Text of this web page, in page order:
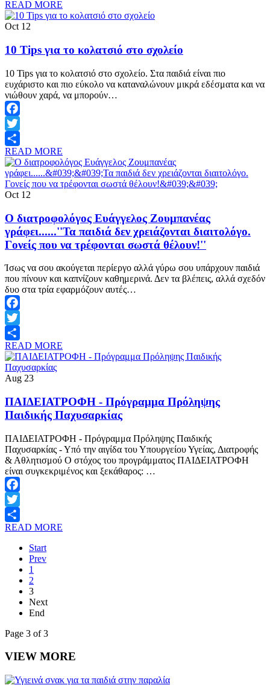
Share
READ MORE
Oct 12
10 Tips για το κολατσιό στο σχολείο
10 Tips για το κολατσιό στο σχολείο. Στα παιδιά είναι πιο
ευχάριστο και πιο εύκολο να καταναλώνουν μικρά εδέσματα και να
νιώθουν χαρά, να μπορούν…
Facebook
Twitter
Share
READ MORE
Oct 12
O διατροφολόγος Ευάγγελος Ζουμπανέας
γράφει......''Τα παιδιά δεν χρειάζονται διαιτολόγο.
Γονείς που να τρέφονται σωστά θέλουν!''
Ίσως να σου ακούγεται περίεργο αλλά γύρω σου υπάρχουν παιδιά
που πίνουν και καπνίζουν καθημερινά. Δεν τα βλέπεις, αλλά σχεδόν
δυο στα τρία εφαρμόζουν αυτές…
Facebook
Twitter
Share
READ MORE
Aug 23
ΠΑΙΔΕΙΑΤΡΟΦΗ - Πρόγραμμα Πρόληψης
Παιδικής Παχυσαρκίας
ΠΑΙΔΕΙΑΤΡΟΦΗ - Πρόγραμμα Πρόληψης Παιδικής
Παχυσαρκίας - Υπό την αιγίδα του Υπουργείου Υγείας, Διατροφής
& Αθλητισμού Ο στόχος του προγράμματος ΠΑΙΔΕΙΑΤΡΟΦΗ
είναι συγκεκριμένος και ξεκάθαρος: …
Facebook
Twitter
Share
READ MORE
Start
Prev
1
2
3
Next
End
Page 3 of 3
VIEW MORE